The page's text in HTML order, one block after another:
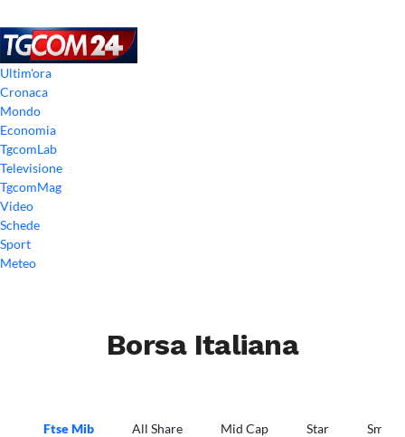
Ultim'ora
Cronaca
Mondo
Economia
TgcomLab
Televisione
TgcomMag
Video
Schede
Sport
Meteo
Borsa Italiana
Ftse Mib All Share Mid Cap Star Small